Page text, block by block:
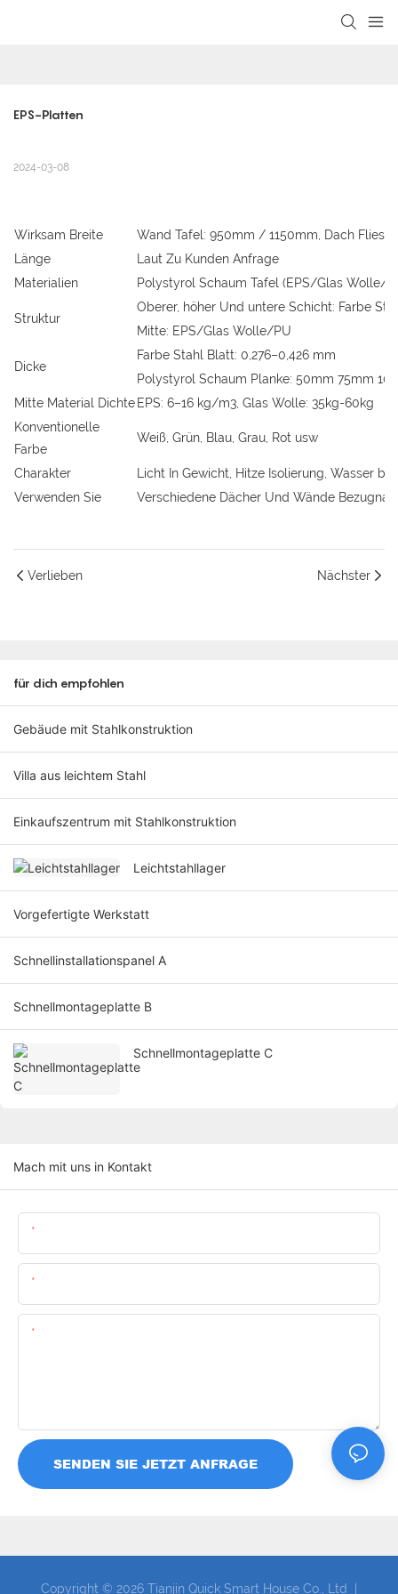
EPS-Platten
2024-03-08
Wirksam Breite
Wand Tafel: 950mm / 1150mm, Dach
Länge
Laut Zu Kunden Anfrage
Materialien
Polystyrol Schaum Tafel (EPS/Glas Wolle/
Struktur
Oberer, höher Und untere Schicht: Farbe
Mitte: EPS/Glas Wolle/PU
Dicke
Farbe Stahl Blatt: 0,276–0,426 mm
Polystyrol Schaum Planke: 50mm 75mm
Mitte Material Dichte EPS: 6–16 kg/m3, Glas Wolle: 35kg-60kg
Konventionelle
Farbe
Weiß, Grün, Blau, Grau, Rot usw
Charakter
Licht In Gewicht, Hitze Isolierung, Wasser
Verwenden Sie
Verschiedene Dächer Und Wände
Verlieben Nächster
für dich empfohlen
Gebäude mit Stahlkonstruktion
Villa aus leichtem Stahl
Einkaufszentrum mit Stahlkonstruktion
Leichtstahllager
Vorgefertigte Werkstatt
Schnellinstallationspanel A
Schnellmontageplatte B
Schnellmontageplatte C
Mach mit uns in Kontakt
SENDEN SIE JETZT ANFRAGE
Copyright © 2026 Tianjin Quick Smart House Co., Ltd |